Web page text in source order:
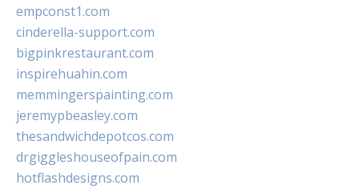
empconst1.com
cinderella-support.com
bigpinkrestaurant.com
inspirehuahin.com
memmingerspainting.com
jeremypbeasley.com
thesandwichdepotcos.com
drgiggleshouseofpain.com
hotflashdesigns.com